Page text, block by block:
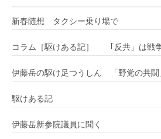
新春随想 タクシー乗り場で
コラム［駆けある記］ ｢反共」は戦
伊藤岳の駆け足つうしん 「野党の共闘
駆けある記
伊藤岳新参院議員に聞く